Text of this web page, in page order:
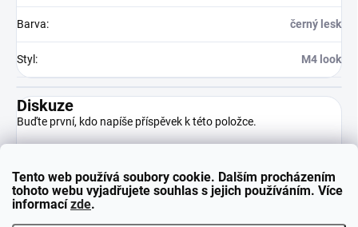
Tento web používá soubory cookie. Dalším procházením
tohoto webu vyjadřujete souhlas s jejich používáním. Více
informacízde.
Barva: černý lesk
Styl : M4 look
Diskuze
Buďte první, kdo napíše příspěvek k této položce.
Přidat komentář